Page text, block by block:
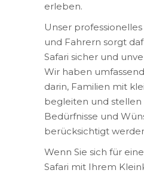
erleben.
Unser
und Fahrern sorgt
Safari sicher und
Wir haben
darin, Familien mit
begleiten und stellen
Bedürfnisse und
berücksichtigt
Wenn Sie sich für
Safari mit Ihrem